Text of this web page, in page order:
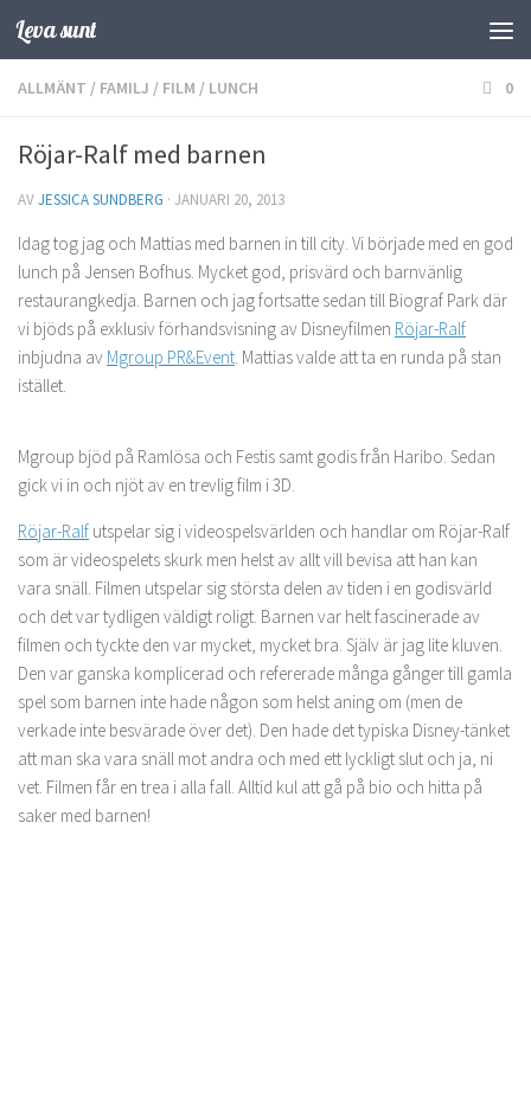
Hoppa till innehåll
Leva sunt
ALLMÄNT / FAMILJ / FILM / LUNCH 0
Röjar-Ralf med barnen
AVJESSICA SUNDBERG · JANUARI 20, 2013
Idag tog jag och Mattias med barnen in till city. Vi började med en god
lunch på Jensen Bofhus. Mycket god, prisvärd och barnvänlig
restaurangkedja. Barnen och jag fortsatte sedan till Biograf Park där
vi bjöds på exklusiv förhandsvisning av Disneyfilmen Röjar-Ralf
inbjudna av Mgroup PR&Event. Mattias valde att ta en runda på stan
istället.
Mgroup bjöd på Ramlösa och Festis samt godis från Haribo. Sedan
gick vi in och njöt av en trevlig film i 3D.
Röjar-Ralf utspelar sig i videospelsvärlden och handlar om Röjar-Ralf
som är videospelets skurk men helst av allt vill bevisa att han kan
vara snäll. Filmen utspelar sig största delen av tiden i en godisvärld
och det var tydligen väldigt roligt. Barnen var helt fascinerade av
filmen och tyckte den var mycket, mycket bra. Själv är jag lite kluven.
Den var ganska komplicerad och refererade många gånger till gamla
spel som barnen inte hade någon som helst aning om (men de
verkade inte besvärade över det). Den hade det typiska Disney-tänket
att man ska vara snäll mot andra och med ett lyckligt slut och ja, ni
vet. Filmen får en trea i alla fall. Alltid kul att gå på bio och hitta på
saker med barnen!